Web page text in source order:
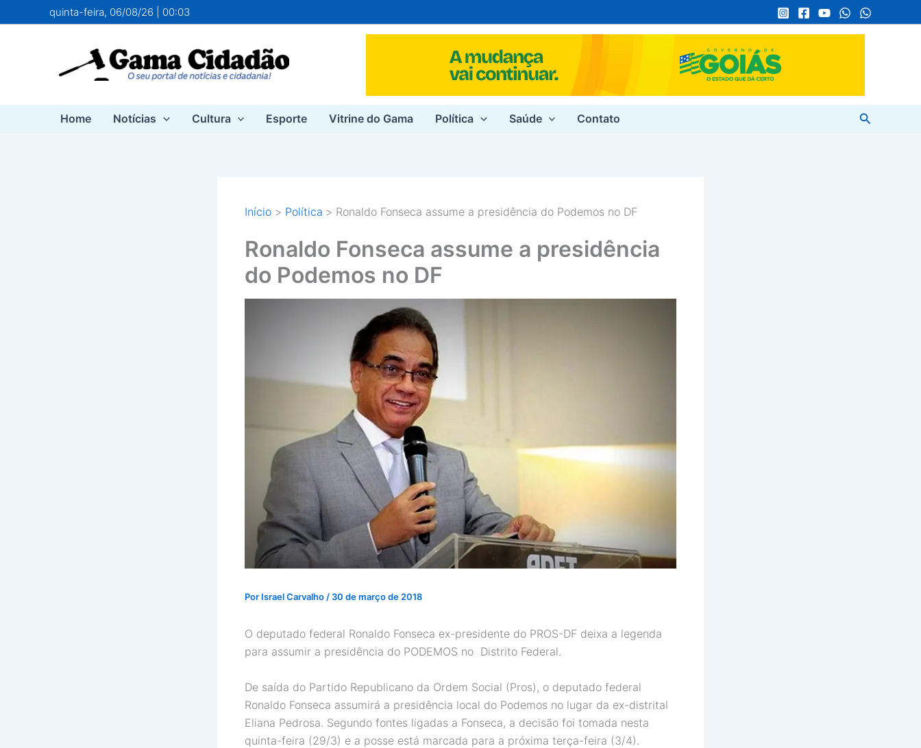
para
quinta-feira, 06/08/26 | 00:03
Home Notícias Cultura Esporte Vitrine do Gama Política Saúde Contato Pesquisar
Início Política Ronaldo Fonseca assume a presidência do Podemos no DF
Ronaldo Fonseca assume a presidência
do Podemos no DF
Por Israel Carvalho/ 30 de março de 2018
O deputado federal Ronaldo Fonseca ex-presidente do PROS-DF deixa a legenda
para assumir a presidência do PODEMOS no Distrito Federal.
De saída do Partido Republicano da Ordem Social (Pros), o deputado federal
Ronaldo Fonseca assumirá a presidência local do Podemos no lugar da ex-distrital
Eliana Pedrosa. Segundo fontes ligadas a Fonseca, a decisão foi tomada nesta
quinta-feira (29/3) e a posse está marcada para a próxima terça-feira (3/4).